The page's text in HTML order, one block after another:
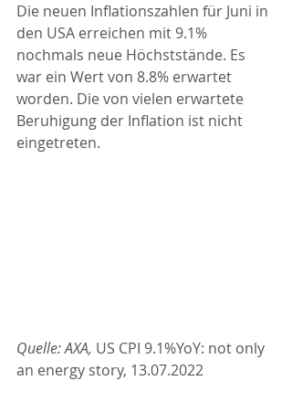
Die neuen Inflationszahlen für Juni in
den USA erreichen mit 9.1%
nochmals neue Höchststände. Es
war ein Wert von 8.8% erwartet
worden. Die von vielen erwartete
Beruhigung der Inflation ist nicht
eingetreten.
Quelle: AXA, US CPI 9.1%YoY: not only
an energy story, 13.07.2022